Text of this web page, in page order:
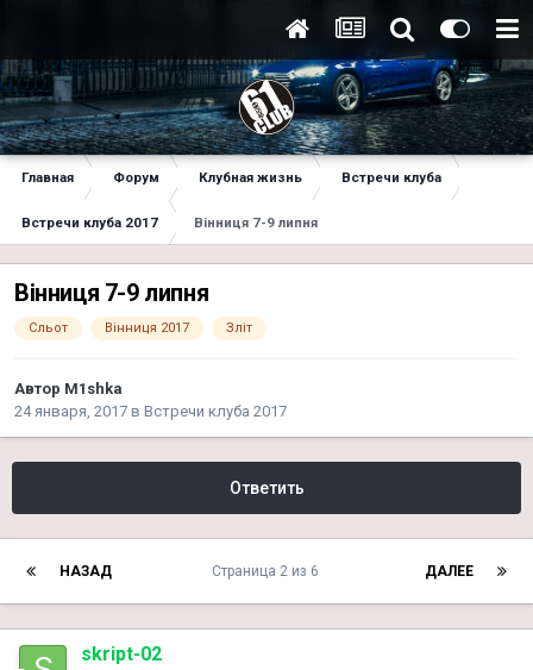
Главная Форум Клубная жизнь Встречи клуба
Встречи клуба 2017 Вінниця 7-9 липня
Вінниця 7-9 липня
Сльот Вінниця 2017 Зліт
Автор M1shka
24 января, 2017 в Встречи клуба 2017
Ответить
НАЗАД ДАЛЕЕ
Страница 2 из 6
skript-02